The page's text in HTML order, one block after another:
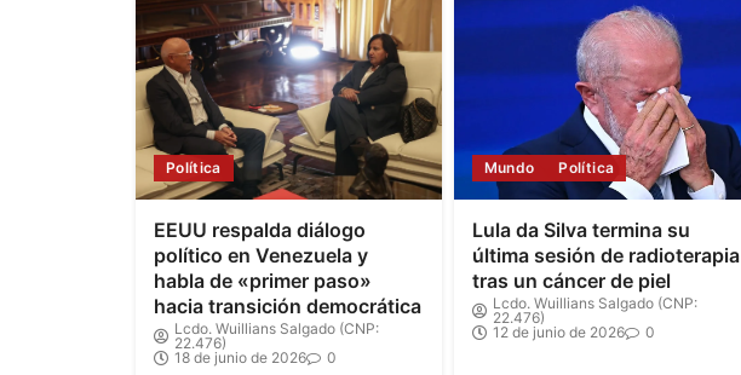
Política
EEUU respalda diálogo
político en Venezuela y
habla de «primer paso»
hacia transición democrática
Lcdo. Wuillians Salgado (CNP:
22.476)
18 de junio de 2026
0
Mundo Política
Lula da Silva termina su
última sesión de radioterapia
tras un cáncer de piel
Lcdo. Wuillians Salgado (CNP:
22.476)
12 de junio de 2026
0